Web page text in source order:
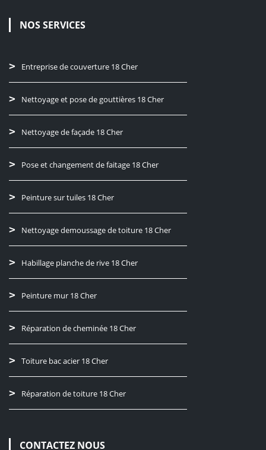
NOS SERVICES
Entreprise de couverture 18 Cher
Nettoyage et pose de gouttières 18 Cher
Nettoyage de façade 18 Cher
Pose et changement de faitage 18 Cher
Peinture sur tuiles 18 Cher
Nettoyage demoussage de toiture 18 Cher
Habillage planche de rive 18 Cher
Peinture mur 18 Cher
Réparation de cheminée 18 Cher
Toiture bac acier 18 Cher
Réparation de toiture 18 Cher
CONTACTEZ NOUS